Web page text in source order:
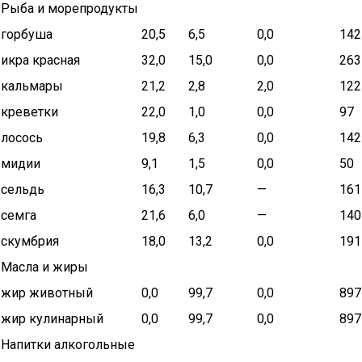
Рыба и морепродукты
горбуша
20,5 6,5 0,0
142
икра красная
32,0 15,0 0,0
263
кальмары
21,2 2,8 2,0
122
креветки
22,0 1,0 0,0
97
лосось
19,8 6,3 0,0
142
мидии
9,1 1,5 0,0
50
сельдь
16,3 10,7 —
161
семга
21,6 6,0 —
140
скумбрия
18,0 13,2 0,0
191
Масла и жиры
жир животный
0,0 99,7 0,0
897
жир кулинарный
0,0 99,7 0,0
897
Напитки алкогольные